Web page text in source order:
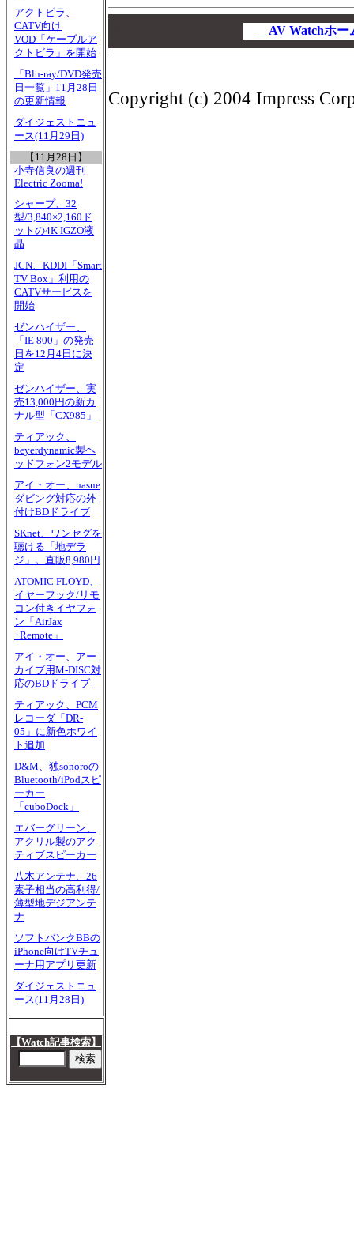
アクトビラ、
CATV向け
VOD「ケーブルア
クトビラ」を開始
「Blu-ray/DVD発売
日一覧」11月28日
の更新情報
ダイジェストニュ
ース(11月29日)
【11月28日】
小寺信良の週刊
Electric Zooma!
シャープ、32
型/3,840×2,160ド
ットの4K IGZO液
晶
JCN、KDDI「Smart
TV Box」利用の
CATVサービスを
開始
ゼンハイザー、
「IE 800」の発売
日を12月4日に決
定
ゼンハイザー、実
売13,000円の新カ
ナル型「CX985」
ティアック、
beyerdynamic製ヘ
ッドフォン2モデル
アイ・オー、nasne
ダビング対応の外
付けBDドライブ
SKnet、ワンセグを
聴ける「地デラ
ジ」。直販8,980円
ATOMIC FLOYD、
イヤーフック/リモ
コン付きイヤフォ
ン「AirJax
+Remote」
アイ・オー、アー
カイブ用M-DISC対
応のBDドライブ
ティアック、PCM
レコーダ「DR-
05」に新色ホワイ
ト追加
D&M、独sonoroの
Bluetooth/iPodスピ
ーカー
「cuboDock」
エバーグリーン、
アクリル製のアク
ティブスピーカー
八木アンテナ、26
素子相当の高利得/
薄型地デジアンテ
ナ
ソフトバンクBBの
iPhone向けTVチュ
ーナ用アプリ更新
ダイジェストニュ
ース(11月28日)
【Watch記事検索】
AV Watchホ
Copyright (c) 2004 Impress